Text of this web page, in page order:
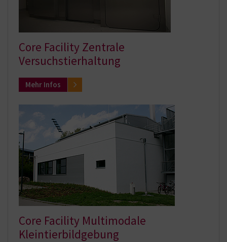
Core Facility Zentrale
Versuchstierhaltung
Mehr Infos
Core Facility Multimodale
Kleintierbildgebung